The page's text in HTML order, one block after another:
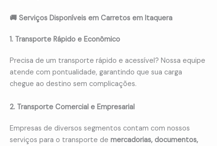
🚚 Serviços Disponíveis em Carretos em Itaquera
1. Transporte Rápido e Econômico
Precisa de um transporte rápido e acessível? Nossa equipe
atende com pontualidade, garantindo que sua carga
chegue ao destino sem complicações.
2. Transporte Comercial e Empresarial
Empresas de diversos segmentos contam com nossos
serviços para o transporte de mercadorias, documentos,